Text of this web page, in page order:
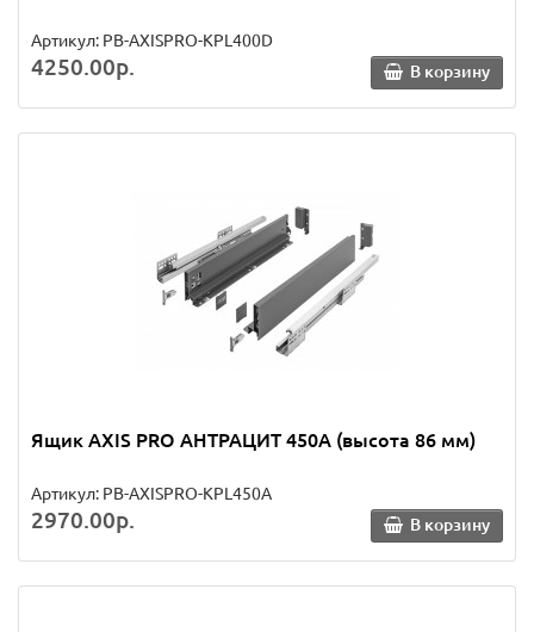
Артикул: PB-AXISPRO-KPL400D
4250.00р. В корзину
Ящик AXIS PRO АНТРАЦИТ 450A (высота 86 мм)
Артикул: PB-AXISPRO-KPL450A
2970.00р. В корзину